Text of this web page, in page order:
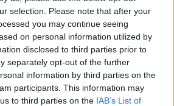
selection. Please note that after your
you may continue seeing
on personal information utilized by
disclosed to third parties prior to
separately opt-out of the further
information by third parties on the
participants. This information may
to third parties on the IAB’s List of
nuove generazioni, abbiamo ben poco
come fratelli maggiori, li ascoltiamo,
umana molto forti e
da solo perché il bene è già dentro ogni
aiutarlo a crescere.